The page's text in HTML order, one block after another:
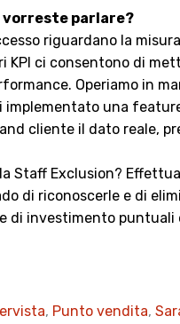
vorreste parlare?
riguardano la
KPI ci consentono di
Operiamo in
una
cliente il dato reale,
Staff Exclusion?
di riconoscerle e di
di investimento puntuali
, Punto vendita,